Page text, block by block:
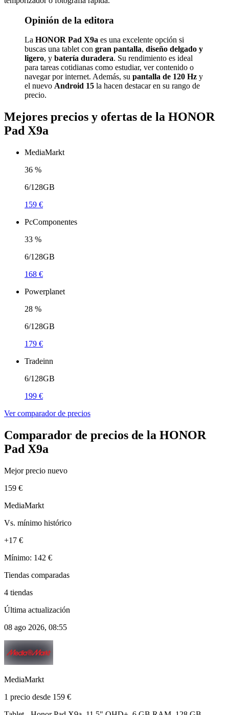
Opinión de la editora
La HONOR Pad X9a es una excelente opción si
buscas una tablet con gran pantalla, diseño delgado y
ligero, y batería duradera. Su rendimiento es ideal
para tareas cotidianas como estudiar, ver contenido o
navegar por internet. Además, su pantalla de 120 Hz y
el nuevo Android 15 la hacen destacar en su rango de
precio.
Mejores precios y ofertas de la HONOR
Pad X9a
MediaMarkt
36 %
6/128GB
159 €
PcComponentes
33 %
6/128GB
168 €
Powerplanet
28 %
6/128GB
179 €
Tradeinn
6/128GB
199 €
Ver comparador de precios
Comparador de precios de la HONOR
Pad X9a
Mejor precio nuevo
159 €
MediaMarkt
Vs. mínimo histórico
+17 €
Mínimo: 142 €
Tiendas comparadas
4 tiendas
Última actualización
08 ago 2026, 08:55
MediaMarkt
1 precio desde 159 €